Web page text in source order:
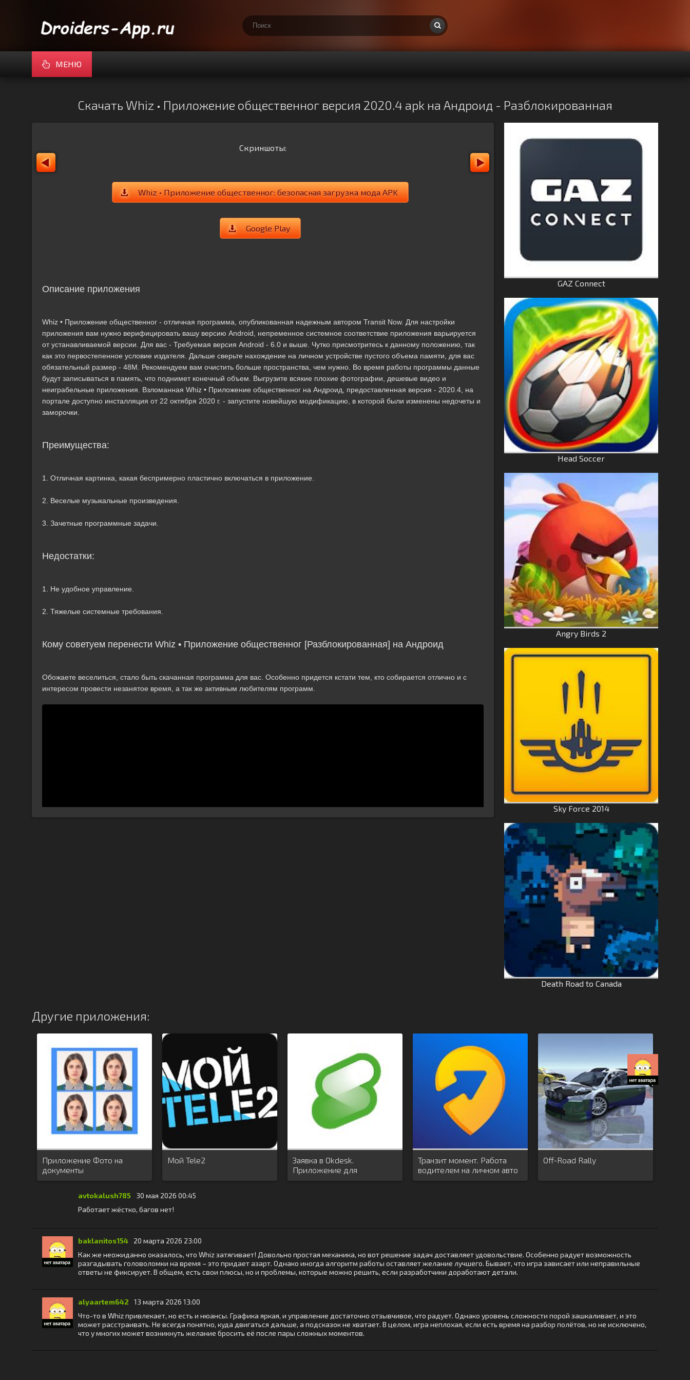
МЕНЮ
Скачать Whiz • Приложение общественног версия 2020.4 apk на Андроид - Разблокированная
Скриншоты:
Whiz • Приложение общественног: безопасная загрузка мода APK
Google Play
Описание приложения
Whiz • Приложение общественног - отличная программа, опубликованная надежным автором Transit Now. Для настройки
приложения вам нужно верифицировать вашу версию Android, непременное системное соответствие приложения варьируется
от устанавливаемой версии. Для вас - Требуемая версия Android - 6.0 и выше. Чутко присмотритесь к данному положению, так
как это первостепенное условие издателя. Дальше сверьте нахождение на личном устройстве пустого объема памяти, для вас
обязательный размер - 48M. Рекомендуем вам очистить больше пространства, чем нужно. Во время работы программы данные
будут записываться в память, что поднимет конечный объем. Выгрузите всякие плохие фотографии, дешевые видео и
неиграбельные приложения. Взломанная Whiz • Приложение общественног на Андроид, предоставленная версия - 2020.4, на
портале доступно инсталляция от 22 октября 2020 г. - запустите новейшую модификацию, в которой были изменены недочеты и
заморочки.
Преимущества:
1. Отличная картинка, какая беспримерно пластично включаться в приложение.
2. Веселые музыкальные произведения.
3. Зачетные программные задачи.
Недостатки:
1. Не удобное управление.
2. Тяжелые системные требования.
Кому советуем перенести Whiz • Приложение общественног [Разблокированная] на Андроид
Обожаете веселиться, стало быть скачанная программа для вас. Особенно придется кстати тем, кто собирается отлично и с
интересом провести незанятое время, а так же активным любителям программ.
GAZ Connect
Head Soccer
Angry Birds 2
Sky Force 2014
Death Road to Canada
Другие приложения:
Приложение Фото на
документы
Мой Tele2
Заявка в Okdesk.
Приложение для
заявителей
Транзит момент. Работа
водителем на личном авто
Off-Road Rally
avtokalush785
30 мая 2026 00:45
Работает жёстко, багов нет!
baklanitos154
20 марта 2026 23:00
Как же неожиданно оказалось, что Whiz затягивает! Довольно простая механика, но вот решение задач доставляет удовольствие. Особенно радует возможность
разгадывать головоломки на время – это придает азарт. Однако иногда алгоритм работы оставляет желание лучшего. Бывает, что игра зависает или неправильные
ответы не фиксирует. В общем, есть свои плюсы, но и проблемы, которые можно решить, если разработчики доработают детали.
alyaartem642
13 марта 2026 13:00
Что-то в Whiz привлекает, но есть и нюансы. Графика яркая, и управление достаточно отзывчивое, что радует. Однако уровень сложности порой зашкаливает, и это
может расстраивать. Не всегда понятно, куда двигаться дальше, а подсказок не хватает. В целом, игра неплохая, если есть время на разбор полётов, но не исключено,
что у многих может возникнуть желание бросить её после пары сложных моментов.